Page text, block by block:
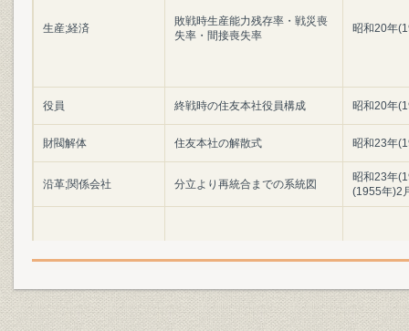
生産;経済
敗戦時生産能力残存率・戦災喪
失率・間接喪失率
昭和20年
役員 終戦時の住友本社役員構成 昭和20年
財閥解体 住友本社の解散式 昭和23年
沿革;関係会社 分立より再統合までの系統図
昭和23年
(1955年)2
業計画